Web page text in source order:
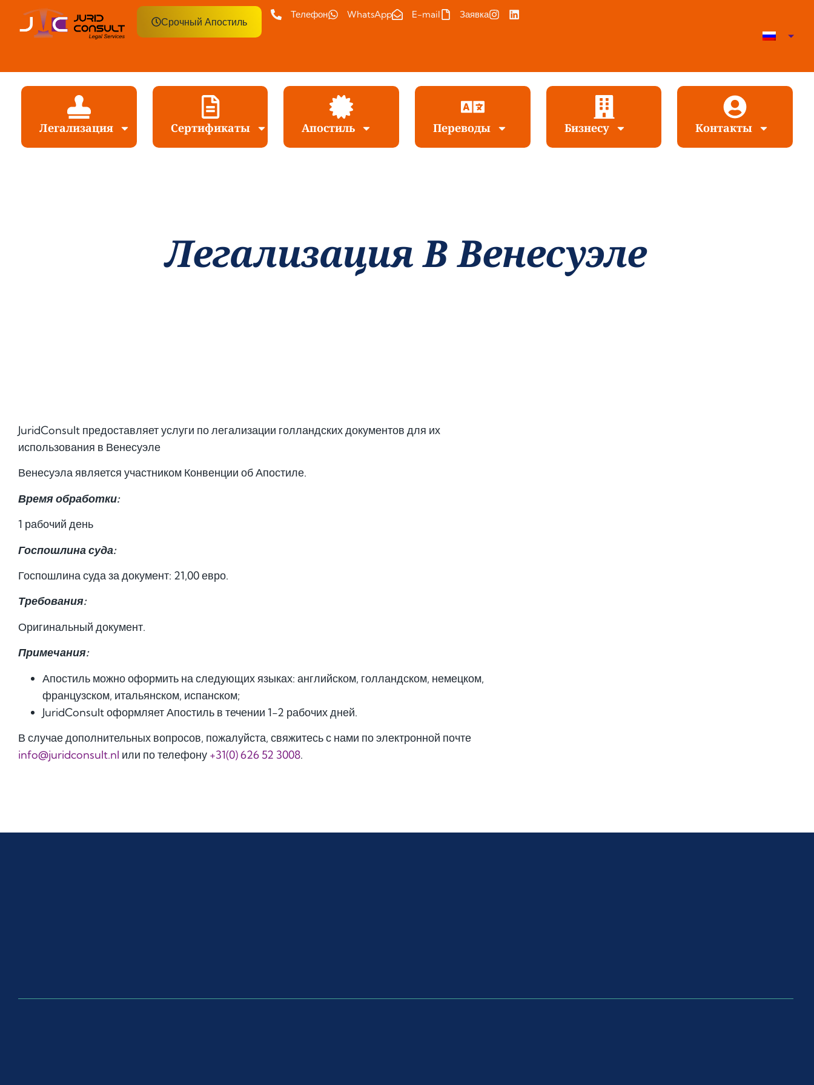
Срочный Апостиль
Телефон WhatsApp E-mail Заявка
Легализация Сертификаты Апостиль Переводы Бизнесу Контакты
Легализация В Венесуэле
JuridConsult предоставляет услуги по легализации голландских документов для их
использования в Венесуэле
Венесуэла является участником Конвенции об Апостиле.
Время обработки:
1 рабочий день
Госпошлина суда:
Госпошлина суда за документ: 21,00 евро.
Требования:
Оригинальный документ.
Примечания:
Апостиль можно оформить на следующих языках: английском, голландском, немецком,
французском, итальянском, испанском;
JuridConsult оформляет Апостиль в течении 1-2 рабочих дней.
В случае дополнительных вопросов, пожалуйста, свяжитесь с нами по электронной почте
info@juridconsult.nl или по телефону +31(0) 626 52 3008.